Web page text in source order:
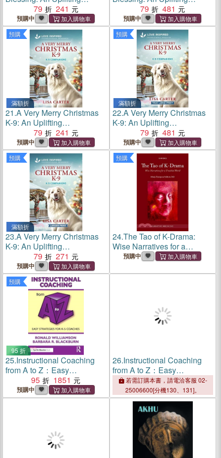
Inspirational Romance
79 241
預購中
Inspirational Romance
79 481
預購中
預購
滿額折
21.A Very Merry Christmas
K-9: An Uplifting
Inspirational Romance
79 241
預購中
預購
滿額折
22.A Very Merry Christmas
K-9: An Uplifting
Inspirational Romance
79 481
預購中
預購
滿額折
23.A Very Merry Christmas
K-9: An Uplifting
Inspirational Romance
79 271
預購中
預購
24.The Tao of K-Drama:
Wise Narratives for a
Troubled World
預購中
預購
95 折
25.Instructional Coaching
from A to Z：Easy
Strategies for K-5 Coaches
95 1851
預購中
26.Instructional Coaching
from A to Z：Easy
Strategies for K-5 Coaches
若需訂購本書，請電洽客服 02-
25006600[分機130、131]。